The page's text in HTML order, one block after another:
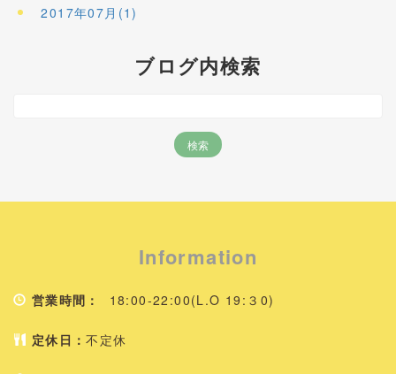
2017年07月(1)
ブログ内検索
Information
営業時間： 18:00-22:00(L.O 19:３0)
定休日：不定休